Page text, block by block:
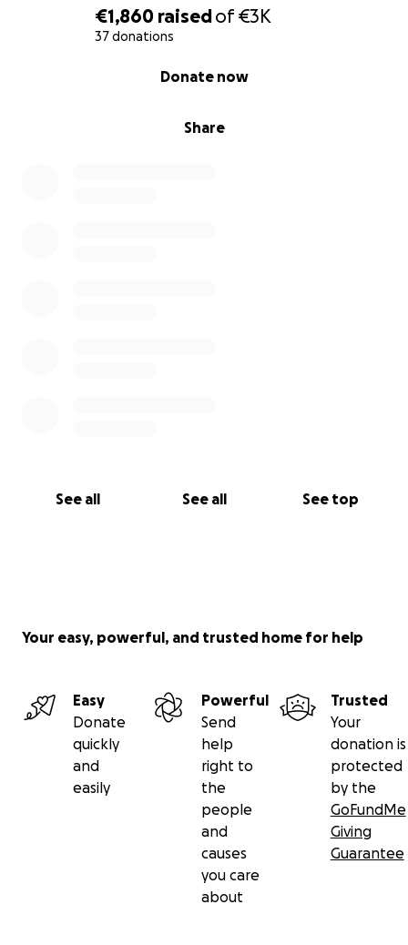
€1,860 raisedof€3K
37 donations
Share
Donate now
See all See all See top
Your easy, powerful, and trusted home for help
Easy
Donate
quickly
and
easily
Powerful
Send
help
right to
the
people
and
causes
you care
about
Trusted
Your
donation is
protected
by the
GoFundMe
Giving
Guarantee